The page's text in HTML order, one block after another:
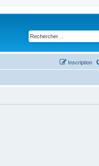
Inscription